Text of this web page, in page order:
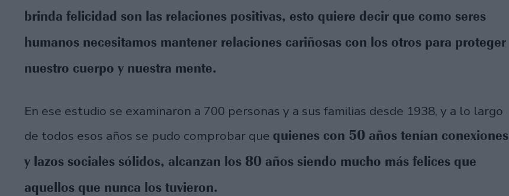
brinda felicidad son las relaciones positivas, esto quiere decir que como seres
humanos necesitamos mantener relaciones cariñosas con los otros para proteger
nuestro cuerpo y nuestra mente.
En ese estudio se examinaron a 700 personas y a sus familias desde 1938, y a lo largo
de todos esos años se pudo comprobar que quienes con 50 años tenían conexiones
y lazos sociales sólidos, alcanzan los 80 años siendo mucho más felices que
aquellos que nunca los tuvieron.